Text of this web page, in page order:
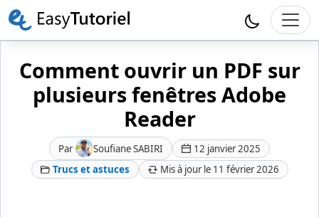
Comment ouvrir un PDF sur
plusieurs fenêtres Adobe
Reader
Par Soufiane SABIRI
12 janvier 2025
Trucs et astuces
Mis à jour le 11 février 2026